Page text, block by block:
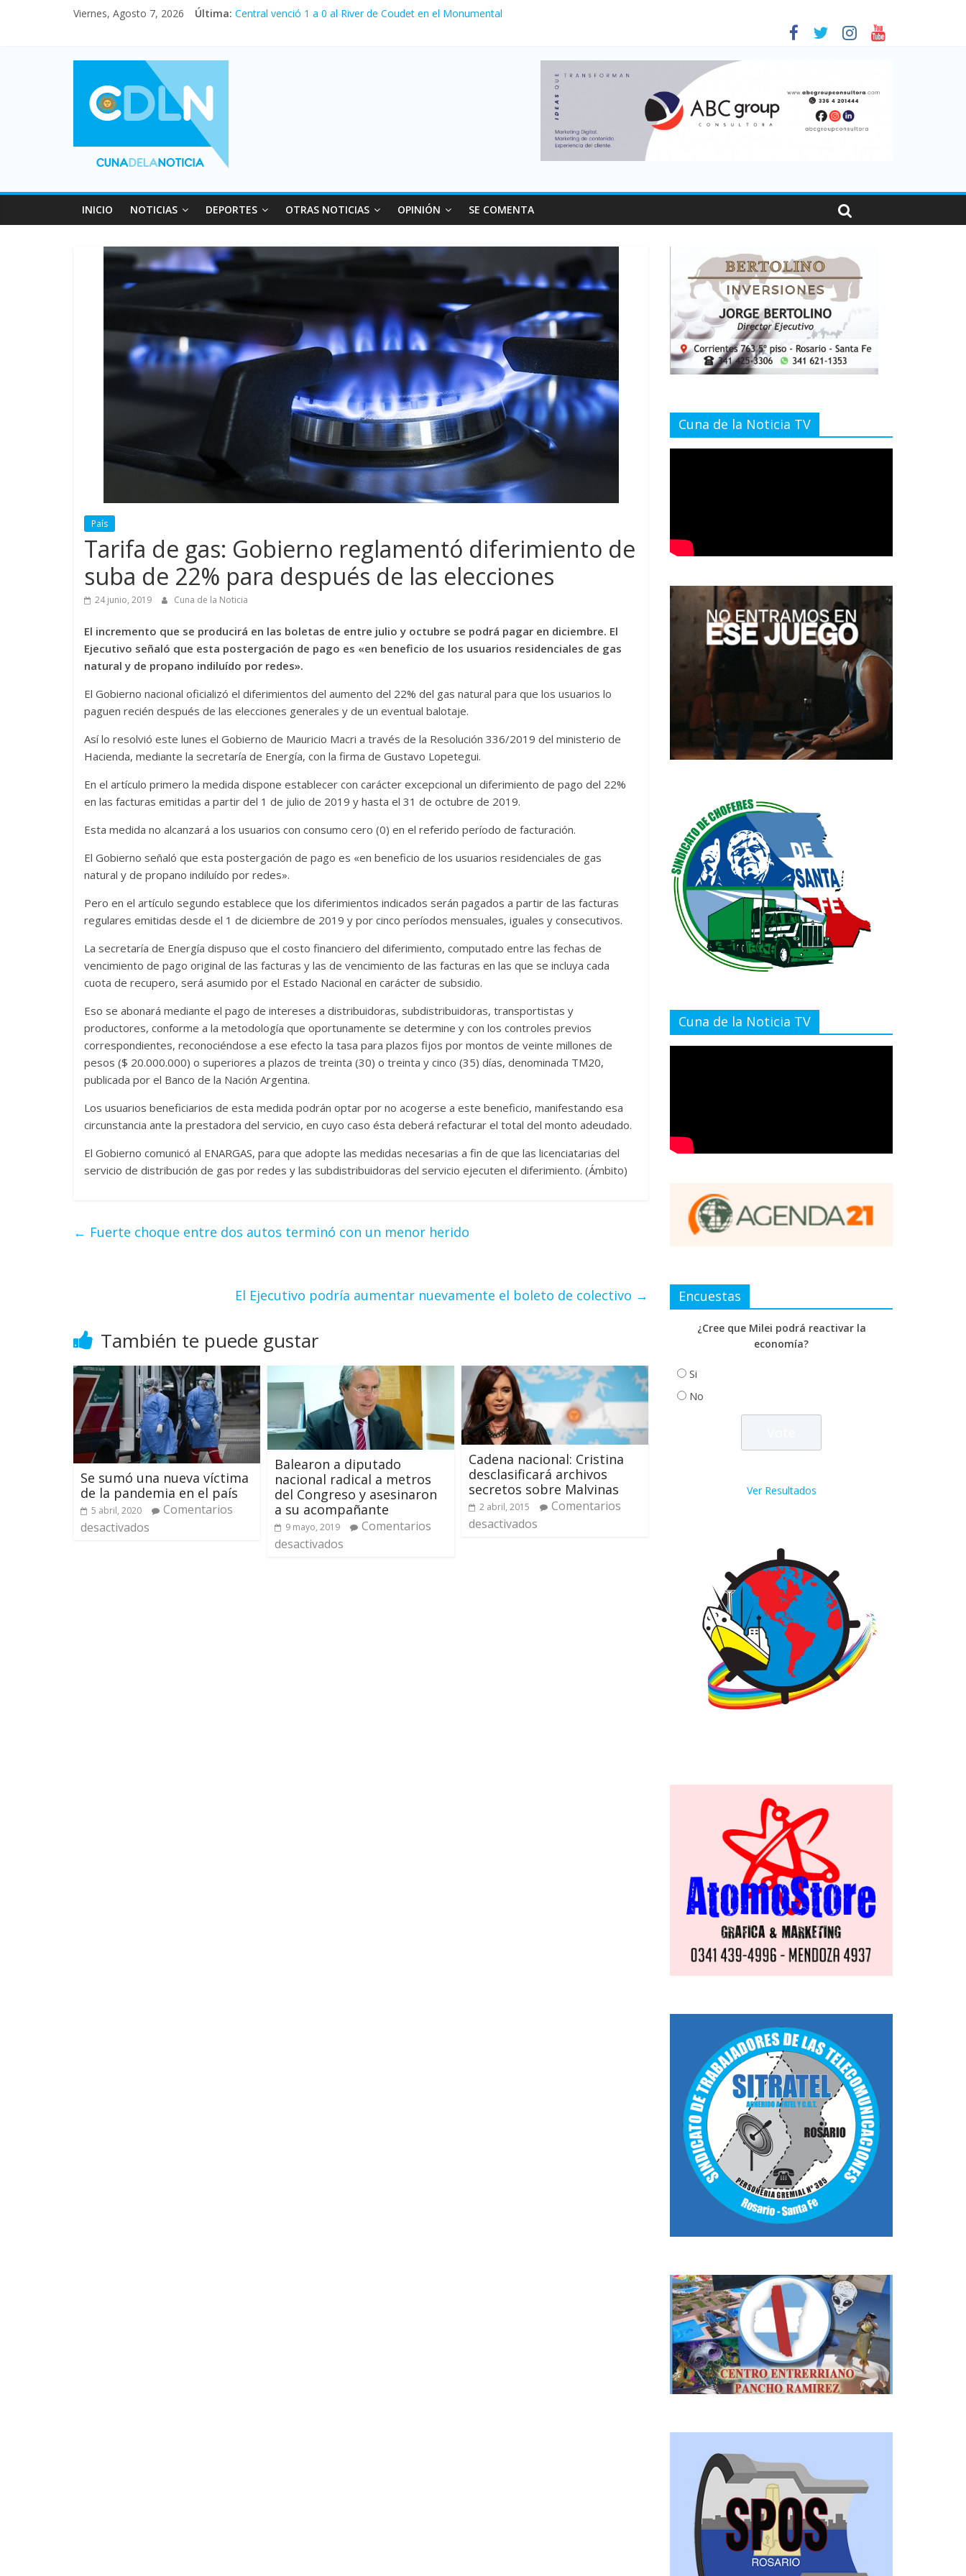
Viernes, Agosto 7, 2026 Última: Central venció 1 a 0 al River de Coudet en el Monumental
Vacaciones de invierno con más movimiento y consumo turístico: 4,6 millones de personas viajaron por el país, un 5,9% más que en 2025
Fuerte caída de la venta de autos usados en julio: bajó un 12,6% interanual
INICIO NOTICIAS DEPORTES OTRAS NOTICIAS OPINIÓN SE COMENTA
País
Tarifa de gas: Gobierno reglamentó diferimiento de
suba de 22% para después de las elecciones
24 junio, 2019 Cuna de la Noticia
El incremento que se producirá en las boletas de entre julio y octubre se podrá pagar en diciembre. El
Ejecutivo señaló que esta postergación de pago es «en beneficio de los usuarios residenciales de gas
natural y de propano indiluído por redes».
El Gobierno nacional oficializó el diferimientos del aumento del 22% del gas natural para que los usuarios lo
paguen recién después de las elecciones generales y de un eventual balotaje.
Así lo resolvió este lunes el Gobierno de Mauricio Macri a través de la Resolución 336/2019 del ministerio de
Hacienda, mediante la secretaría de Energía, con la firma de Gustavo Lopetegui.
En el artículo primero la medida dispone establecer con carácter excepcional un diferimiento de pago del 22%
en las facturas emitidas a partir del 1 de julio de 2019 y hasta el 31 de octubre de 2019.
Esta medida no alcanzará a los usuarios con consumo cero (0) en el referido período de facturación.
El Gobierno señaló que esta postergación de pago es «en beneficio de los usuarios residenciales de gas
natural y de propano indiluído por redes».
Pero en el artículo segundo establece que los diferimientos indicados serán pagados a partir de las facturas
regulares emitidas desde el 1 de diciembre de 2019 y por cinco períodos mensuales, iguales y consecutivos.
La secretaría de Energía dispuso que el costo financiero del diferimiento, computado entre las fechas de
vencimiento de pago original de las facturas y las de vencimiento de las facturas en las que se incluya cada
cuota de recupero, será asumido por el Estado Nacional en carácter de subsidio.
Eso se abonará mediante el pago de intereses a distribuidoras, subdistribuidoras, transportistas y
productores, conforme a la metodología que oportunamente se determine y con los controles previos
correspondientes, reconociéndose a ese efecto la tasa para plazos fijos por montos de veinte millones de
pesos ($ 20.000.000) o superiores a plazos de treinta (30) o treinta y cinco (35) días, denominada TM20,
publicada por el Banco de la Nación Argentina.
Los usuarios beneficiarios de esta medida podrán optar por no acogerse a este beneficio, manifestando esa
circunstancia ante la prestadora del servicio, en cuyo caso ésta deberá refacturar el total del monto adeudado.
El Gobierno comunicó al ENARGAS, para que adopte las medidas necesarias a fin de que las licenciatarias del
servicio de distribución de gas por redes y las subdistribuidoras del servicio ejecuten el diferimiento. (Ámbito)
← Fuerte choque entre dos autos terminó con un menor herido
El Ejecutivo podría aumentar nuevamente el boleto de colectivo →
También te puede gustar
Se sumó una nueva víctima
de la pandemia en el país
5 abril, 2020
Comentarios
desactivados
Balearon a diputado
nacional radical a metros
del Congreso y asesinaron
a su acompañante
9 mayo, 2019
Comentarios
desactivados
Cadena nacional: Cristina
desclasificará archivos
secretos sobre Malvinas
2 abril, 2015
Comentarios
desactivados
Cuna de la Noticia TV
Cuna de la Noticia TV
Encuestas
¿Cree que Milei podrá reactivar la
economía?
Si
No
Ver Resultados